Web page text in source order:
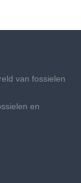
van fossielen
en